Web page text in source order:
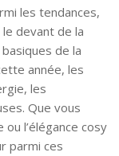
les tendances,
devant de la
basiques de la
année, les
les
Que vous
l’élégance cosy
parmi ces